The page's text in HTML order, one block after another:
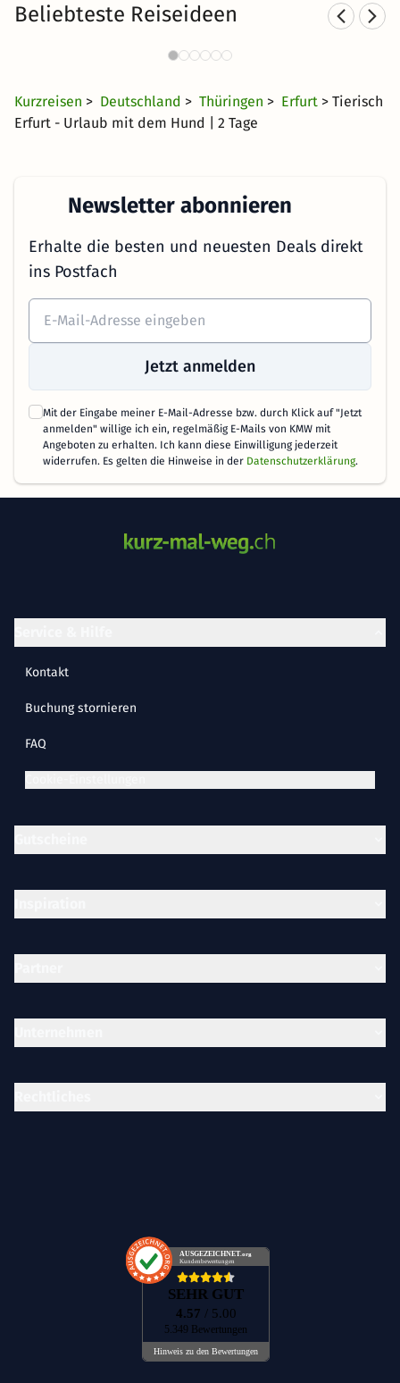
Beliebteste Reiseideen
Sporthotels in Thüringen
550 Angebote
Kurzreisen > Deutschland > Thüringen > Erfurt > Tierisch
Erfurt - Urlaub mit dem Hund | 2 Tage
Newsletter abonnieren
Erhalte die besten und neuesten Deals direkt
ins Postfach
Jetzt anmelden
Mit der Eingabe meiner E-Mail-Adresse bzw. durch Klick auf "Jetzt
anmelden" willige ich ein, regelmäßig E-Mails von KMW mit
Angeboten zu erhalten. Ich kann diese Einwilligung jederzeit
widerrufen. Es gelten die Hinweise in der Datenschutzerklärung.
AUSGEZEICHNET .org
Kundenbewertungen
SEHR GUT
4.57 / 5.00
5.349 Bewertungen
Hinweis zu den Bewertungen
Kontakt
Buchung stornieren
FAQ